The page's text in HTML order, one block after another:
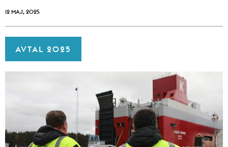
12 MAJ, 2025
AVTAL 2025